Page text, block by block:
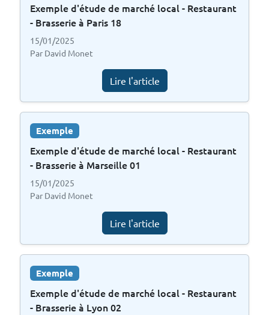
Exemple d'étude de marché local - Restaurant
- Brasserie à Paris 18
15/01/2025
Par David Monet
Lire l'article
Exemple
Exemple d'étude de marché local - Restaurant
- Brasserie à Marseille 01
15/01/2025
Par David Monet
Lire l'article
Exemple
Exemple d'étude de marché local - Restaurant
- Brasserie à Lyon 02